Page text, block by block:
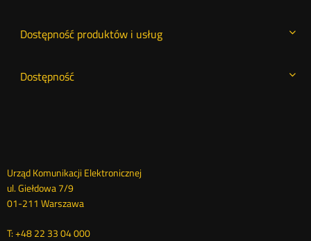
Dostępność produktów i usług
Dostępność
Dane
kontaktowe
Urząd Komunikacji Elektronicznej
ul. Giełdowa 7/9
01-211 Warszawa
T: +48 22 33 04 000